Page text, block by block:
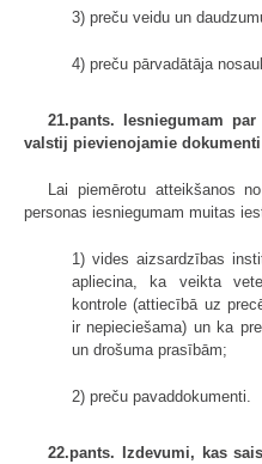
3) preču veidu un
4) preču pārvadātāja
21.pants. Iesniegumam
valstij pievienojamie dokumenti
Lai piemērotu atteikšanos
personas iesniegumam muitas
1) vides aizsardzības
apliecina, ka veikta
kontrole (attiecībā uz
ir nepieciešama) un ka
un drošuma prasībām;
2) preču pavaddokumenti.
22.pants. Izdevumi, kas